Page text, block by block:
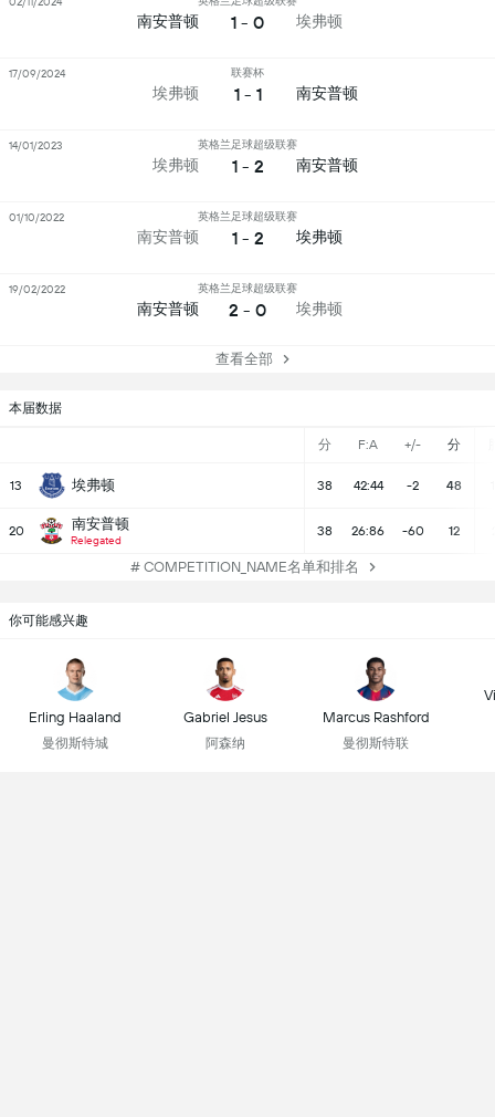
本届数据
分 F:A +/- 分
13 埃弗顿 38 42:44 -2 48
20 南安普顿
Relegated
38 26:86 -60 12
# COMPETITION_NAME名单和排名
南安普顿 1 - 0 埃弗顿
埃弗顿
联赛杯
1 - 1 南安普顿
17/09/2024
埃弗顿
英格兰足球超级联赛
1 - 2 南安普顿
14/01/2023
南安普顿
英格兰足球超级联赛
1 - 2 埃弗顿
01/10/2022
南安普顿
英格兰足球超级联赛
2 - 0 埃弗顿
19/02/2022
查看全部
你可能感兴趣
Erling Haaland
曼彻斯特城
Gabriel Jesus
阿森纳
Marcus Rashford
曼彻斯特联